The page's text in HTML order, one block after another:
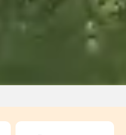
Ordina i prodotti per